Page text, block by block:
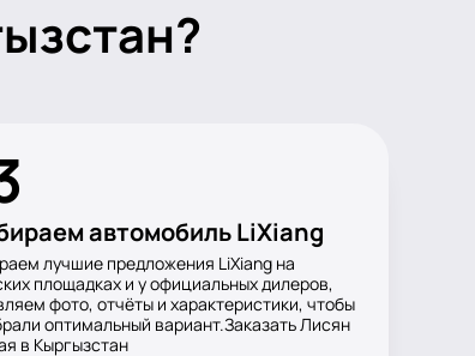
автомобиль LiXiang
лучшие предложения LiXiang на
площадках и у официальных дилеров,
фото, отчёты и характеристики, чтобы
оптимальный вариант.Заказать Лисян
в Кыргызстан